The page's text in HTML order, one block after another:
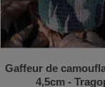
Gaffeur de
4,5cm -